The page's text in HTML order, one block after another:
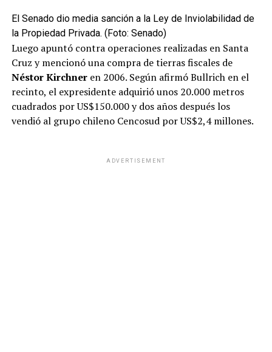
El Senado dio media sanción a la Ley de Inviolabilidad de
la Propiedad Privada. (Foto: Senado)
Luego apuntó contra operaciones realizadas en Santa
Cruz y mencionó una compra de tierras fiscales de
Néstor Kirchneren 2006. Según afirmó Bullrich en el
recinto, el expresidente adquirió unos 20.000 metros
cuadrados por US$150.000 y dos años después los
vendió al grupo chileno Cencosud por US$2,4 millones.
ADVERTISEMENT